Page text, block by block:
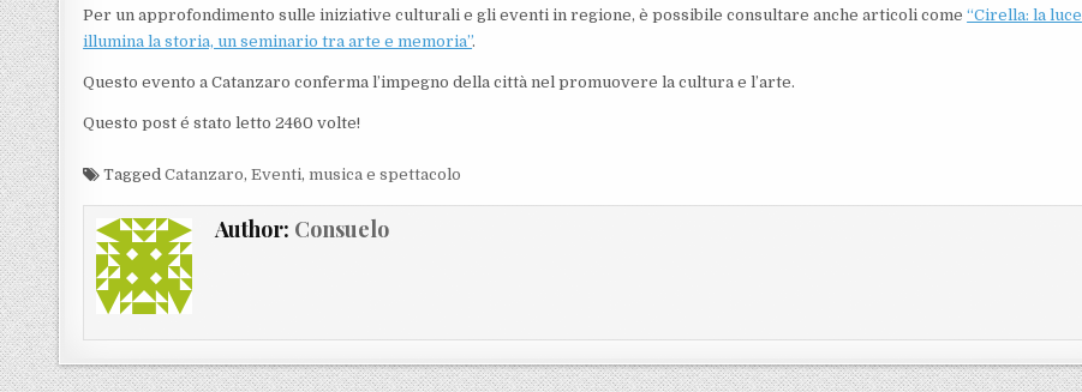
Per un approfondimento sulle iniziative culturali e gli eventi in regione, è possibile consultare anche articoli come“Cirella: la luce
illumina la storia, un seminario tra arte e memoria”.
Questo evento a Catanzaro conferma l’impegno della città nel promuovere la cultura e l’arte.
Questo post é stato letto 2460 volte!
TaggedCatanzaro,Eventi, musica e spettacolo
Author: Consuelo